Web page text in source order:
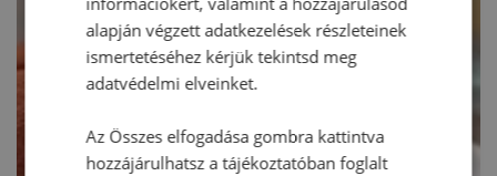
alapján végzett adatkezelések részleteinek
ismertetéséhez kérjük tekintsd meg
adatvédelmi elveinket.
Az Összes elfogadása gombra kattintva
hozzájárulhatsz a tájékoztatóban foglalt